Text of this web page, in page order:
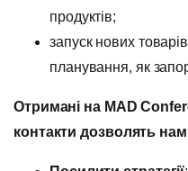
продуктів;
запуск нових
планування, як
Отримані на MAD
контакти дозволять